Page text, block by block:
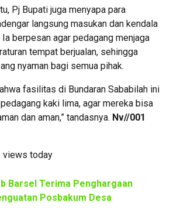
Pj Bupati juga menyapa para
langsung masukan dan kendala
berpesan agar pedagang menjaga
tempat berjualan, sehingga
nyaman bagi semua pihak.
fasilitas di Bundaran Sababilah ini
kaki lima, agar mereka bisa
dan aman,” tandasnya. Nv//001
views today
Barsel Terima Penghargaan
Posbakum Desa